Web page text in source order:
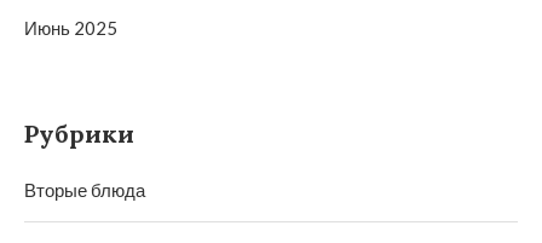
Июнь 2025
Рубрики
Вторые блюда